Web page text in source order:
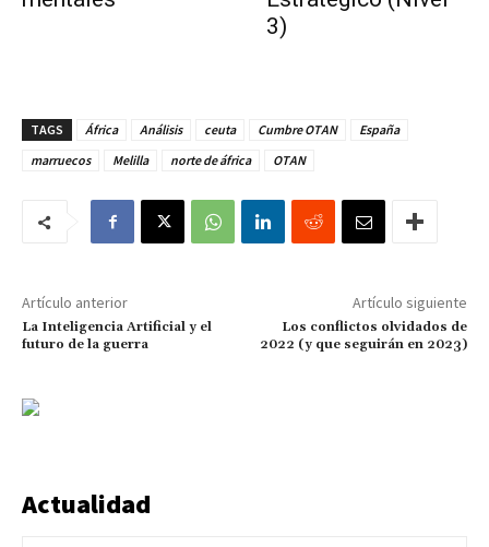
3)
TAGS África Análisis ceuta Cumbre OTAN
España
marruecos
Melilla norte de áfrica OTAN
Artículo anterior
La Inteligencia Artificial y el
futuro de la guerra
Artículo siguiente
Los conflictos olvidados de
2022 (y que seguirán en 2023)
Actualidad